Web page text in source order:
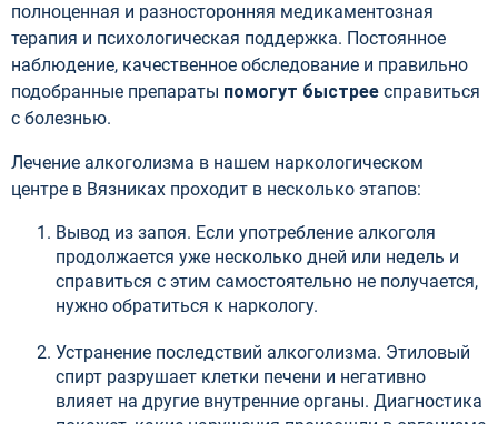
полноценная и разносторонняя медикаментозная
терапия и психологическая поддержка. Постоянное
наблюдение, качественное обследование и правильно
подобранные препараты помогут быстрее справиться
с болезнью.
Лечение алкоголизма в нашем наркологическом
центре в Вязниках проходит в несколько этапов:
Вывод из запоя. Если употребление алкоголя
продолжается уже несколько дней или недель и
справиться с этим самостоятельно не получается,
нужно обратиться к наркологу.
Устранение последствий алкоголизма. Этиловый
спирт разрушает клетки печени и негативно
влияет на другие внутренние органы. Диагностика